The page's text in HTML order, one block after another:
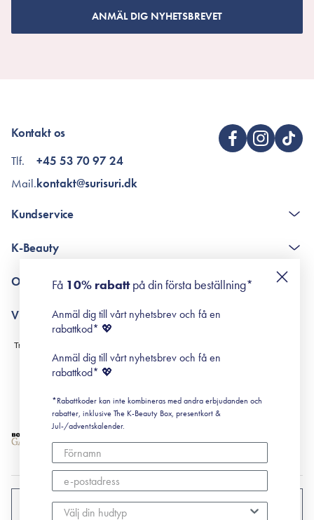
ANMÄL DIG NYHETSBREVET
Kontakt os
Tlf.
Mail.
+45 53 70 97 24
kontakt@surisuri.dk
Kundservice
Poängshop - frågor och svar
K-Beauty
Retinol för nybörjare
Om Surisuri
Black Friday
Villkor
Leverans & Retur
Köpvillkor
Prenumerationsvillkor
Cookiepolicy
SVERIGE
Få 10% rabattpå din första beställning*
Anmäl dig till vårt nyhetsbrev och få en
rabattkod* 💖
Anmäl dig till vårt nyhetsbrev och få en
rabattkod* 💖
*Rabattkoder kan inte kombineras med andra erbjudanden och
rabatter, inklusive The K-Beauty Box, presentkort &
Jul-/adventskalender.